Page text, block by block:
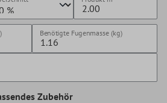
Benötigte Fugenmasse (kg)
Zubehör